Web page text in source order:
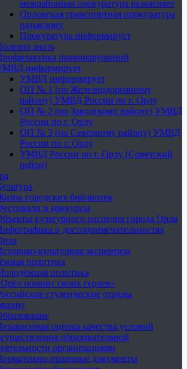
межрайонная прокуратура разъясняет
Орловская транспортная прокуратура
разъясняет
Прокуратура информирует
знать
правонарушений
информирует
УМВД информирует
ОП № 1 (по Железнодорожному
району) УМВД России по г. Орлу
ОП № 2 (по Заводскому району) УМВД
России по г. Орлу
ОП № 3 (по Северному району) УМВД
России по г. Орлу
УМВД России по г. Орлу (Советский
район)
городских библиотек
и конкурсы
культурного наследия города Орла
о достопримечательностях
культурная экспертиза
политика
политика
помнит своих героев»
студенческие отряды
оценка качества условий
образовательной
организациями
правовые документы